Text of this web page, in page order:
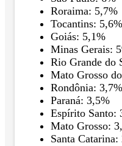
Roraima: 5,7%
Tocantins: 5,6%
Goiás: 5,1%
Minas Gerais:
Rio Grande do
Mato Grosso
Rondônia: 3,7%
Paraná: 3,5%
Espírito Santo:
Mato Grosso:
Santa Catarina: